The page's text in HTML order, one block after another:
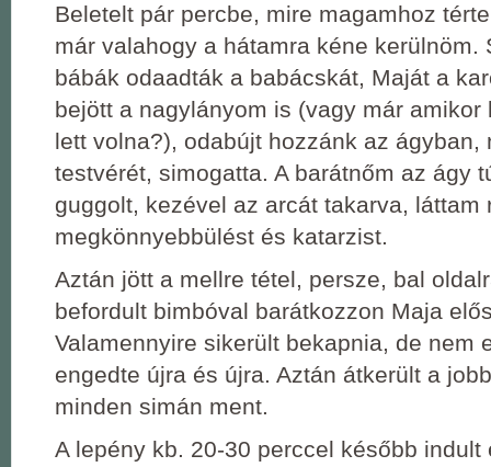
Beletelt pár percbe, mire magamhoz
már valahogy a hátamra kéne kerülnöm.
bábák odaadták a babácskát, Maját a
bejött a nagylányom is (vagy már amikor
lett volna?), odabújt hozzánk az ágyban,
testvérét, simogatta. A barátnőm az ágy
guggolt, kezével az arcát takarva, láttam
megkönnyebbülést és katarzist.
Aztán jött a mellre tétel, persze, bal
befordult bimbóval barátkozzon Maja
Valamennyire sikerült bekapnia, de nem
engedte újra és újra. Aztán átkerült a
minden simán ment.
A lepény kb. 20-30 perccel később indult